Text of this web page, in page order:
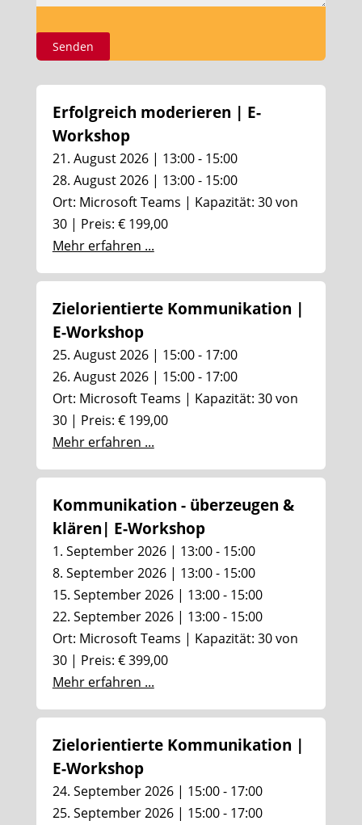
Erfolgreich moderieren | E-
Workshop
21. August 2026 | 13:00 - 15:00
28. August 2026 | 13:00 - 15:00
Ort: Microsoft Teams | Kapazität: 30 von
30 | Preis: € 199,00
Mehr erfahren ...
Zielorientierte Kommunikation |
E-Workshop
25. August 2026 | 15:00 - 17:00
26. August 2026 | 15:00 - 17:00
Ort: Microsoft Teams | Kapazität: 30 von
30 | Preis: € 199,00
Mehr erfahren ...
Kommunikation - überzeugen &
klären| E-Workshop
1. September 2026 | 13:00 - 15:00
8. September 2026 | 13:00 - 15:00
15. September 2026 | 13:00 - 15:00
22. September 2026 | 13:00 - 15:00
Ort: Microsoft Teams | Kapazität: 30 von
30 | Preis: € 399,00
Mehr erfahren ...
Zielorientierte Kommunikation |
E-Workshop
24. September 2026 | 15:00 - 17:00
25. September 2026 | 15:00 - 17:00